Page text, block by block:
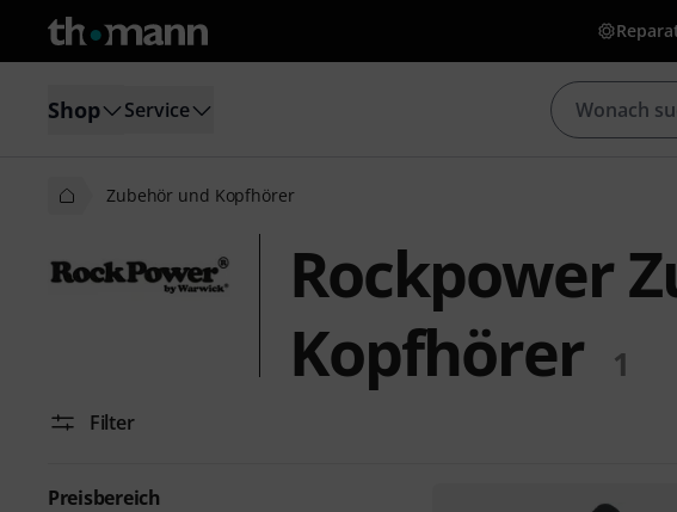
Shop Service
Zubehör und Kopfhörer
Rockpower
Kopfhörer
1
Filter
Preisbereich